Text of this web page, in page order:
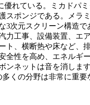
れている。ミカドパ
ポンジである。メラ
次元スクリーン構造
工事、設備装置、エ
、横断热や床など、
性を高め、エネルギ
ンネットは音を消しま
くの分野は非常に重